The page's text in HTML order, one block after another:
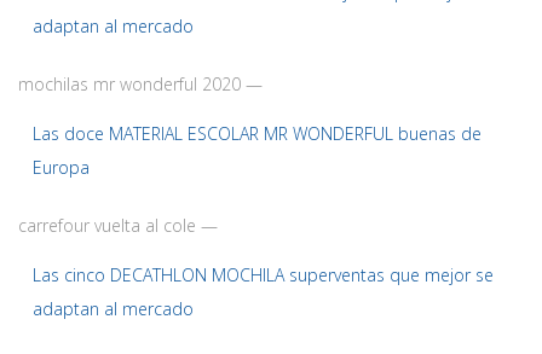
adaptan al mercado
mochilas mr wonderful 2020 —
Las doce MATERIAL ESCOLAR MR WONDERFUL buenas de
Europa
carrefour vuelta al cole —
Las cinco DECATHLON MOCHILA superventas que mejor se
adaptan al mercado